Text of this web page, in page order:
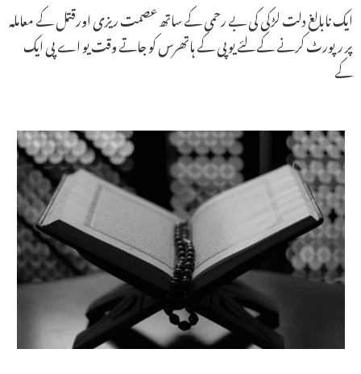
ایک نابالغ دلت لڑکی کی بے رحمی کے ساتھ عصمت ریزی اورقتل کے معاملہ
پر رپورٹ کرنے کے لئے یوپی کے ہاتھرس کو جاتے وقت یو اے پی ایک
کے